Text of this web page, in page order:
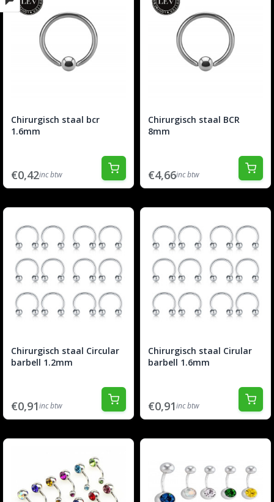
Chirurgisch staal bcr
1.6mm
€0,42inc btw
Chirurgisch staal BCR
8mm
€4,66inc btw
Chirurgisch staal Circular
barbell 1.2mm
€0,91inc btw
Chirurgisch staal Cirular
barbell 1.6mm
€0,91inc btw